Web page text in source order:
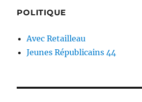
POLITIQUE
Avec Retailleau
Jeunes Républicains 44